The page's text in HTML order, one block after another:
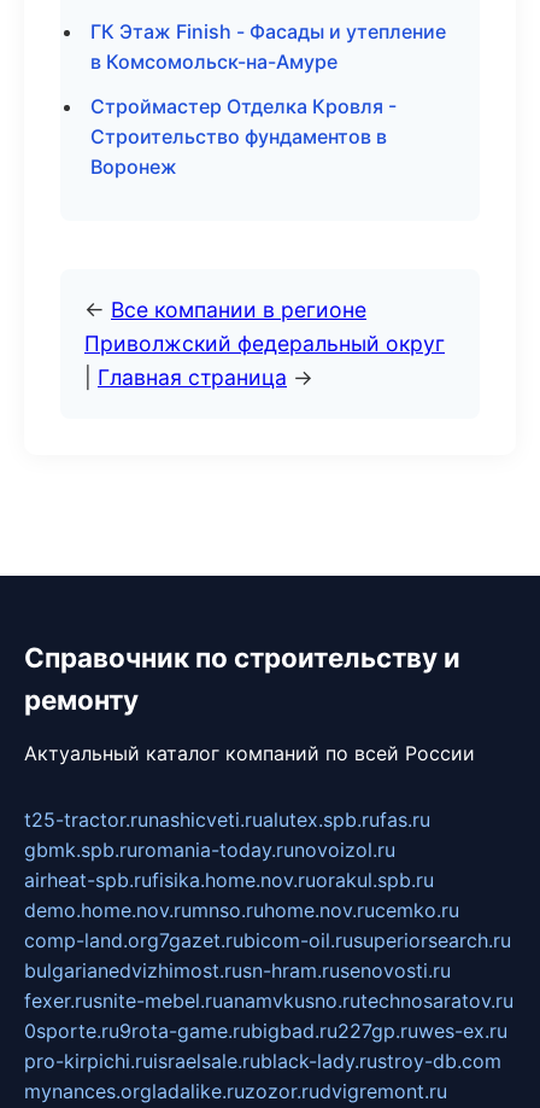
ГК Этаж Finish - Фасады и утепление
в Комсомольск-на-Амуре
Строймастер Отделка Кровля -
Строительство фундаментов в
Воронеж
← Все компании в регионе
Приволжский федеральный округ
Главная страница →
Справочник по строительству и
ремонту
Актуальный каталог компаний по всей России
t25-tractor.runashicveti.rualutex.spb.rufas.ru
gbmk.spb.ruromania-today.runovoizol.ru
airheat-spb.rufisika.home.nov.ruorakul.spb.ru
demo.home.nov.rumnso.ruhome.nov.rucemko.ru
comp-land.org7gazet.rubicom-oil.rusuperiorsearch.ru
bulgarianedvizhimost.rusn-hram.rusenovosti.ru
fexer.rusnite-mebel.ruanamvkusno.rutechnosaratov.ru
0sporte.ru9rota-game.rubigbad.ru227gp.ruwes-ex.ru
pro-kirpichi.ruisraelsale.rublack-lady.rustroy-db.com
mynances.orgladalike.ruzozor.rudvigremont.ru